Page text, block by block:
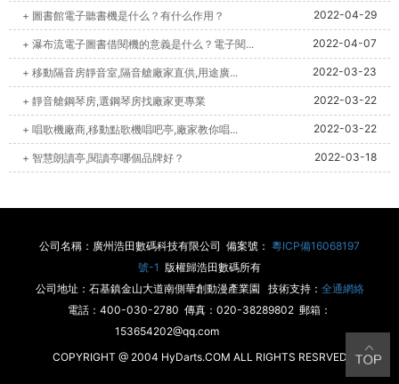
+ 圖書館電子聽書機是什么？有什么作用？ 2022-04-29
+ 瀑布流電子圖書借閱機的意義是什么？電子閱... 2022-04-07
+ 移動隔音房靜音室,隔音艙廠家直供,用途廣... 2022-03-23
+ 靜音艙鋼琴房,選鋼琴房找廠家更專業 2022-03-22
+ 唱歌機廠商,移動點歌機唱吧亭,廠家教你唱... 2022-03-22
+ 智慧朗讀亭,閱讀亭哪個品牌好？ 2022-03-18
公司名稱：廣州浩田數碼科技有限公司 備案號： 粵ICP備16068197
號-1 版權歸浩田數碼所有
公司地址：石基鎮金山大道南側華創動漫產業園 技術支持： 全通網絡
電話：400-030-2780 傳真：020-38289802 郵箱：
153654202@qq.com
COPYRIGHT @ 2004 HyDarts.COM ALL RIGHTS RESRVED